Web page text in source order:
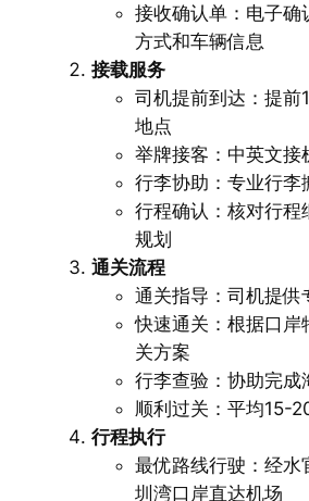
接收确认单：电子确
方式和车辆信息
接载服务
司机提前到达：提前
地点
举牌接客：中英文接
行李协助：专业行李
行程确认：核对行程
规划
通关流程
通关指导：司机提供
快速通关：根据口岸
关方案
行李查验：协助完成
顺利过关：平均15-
行程执行
最优路线行驶：经水
圳湾口岸直达机场